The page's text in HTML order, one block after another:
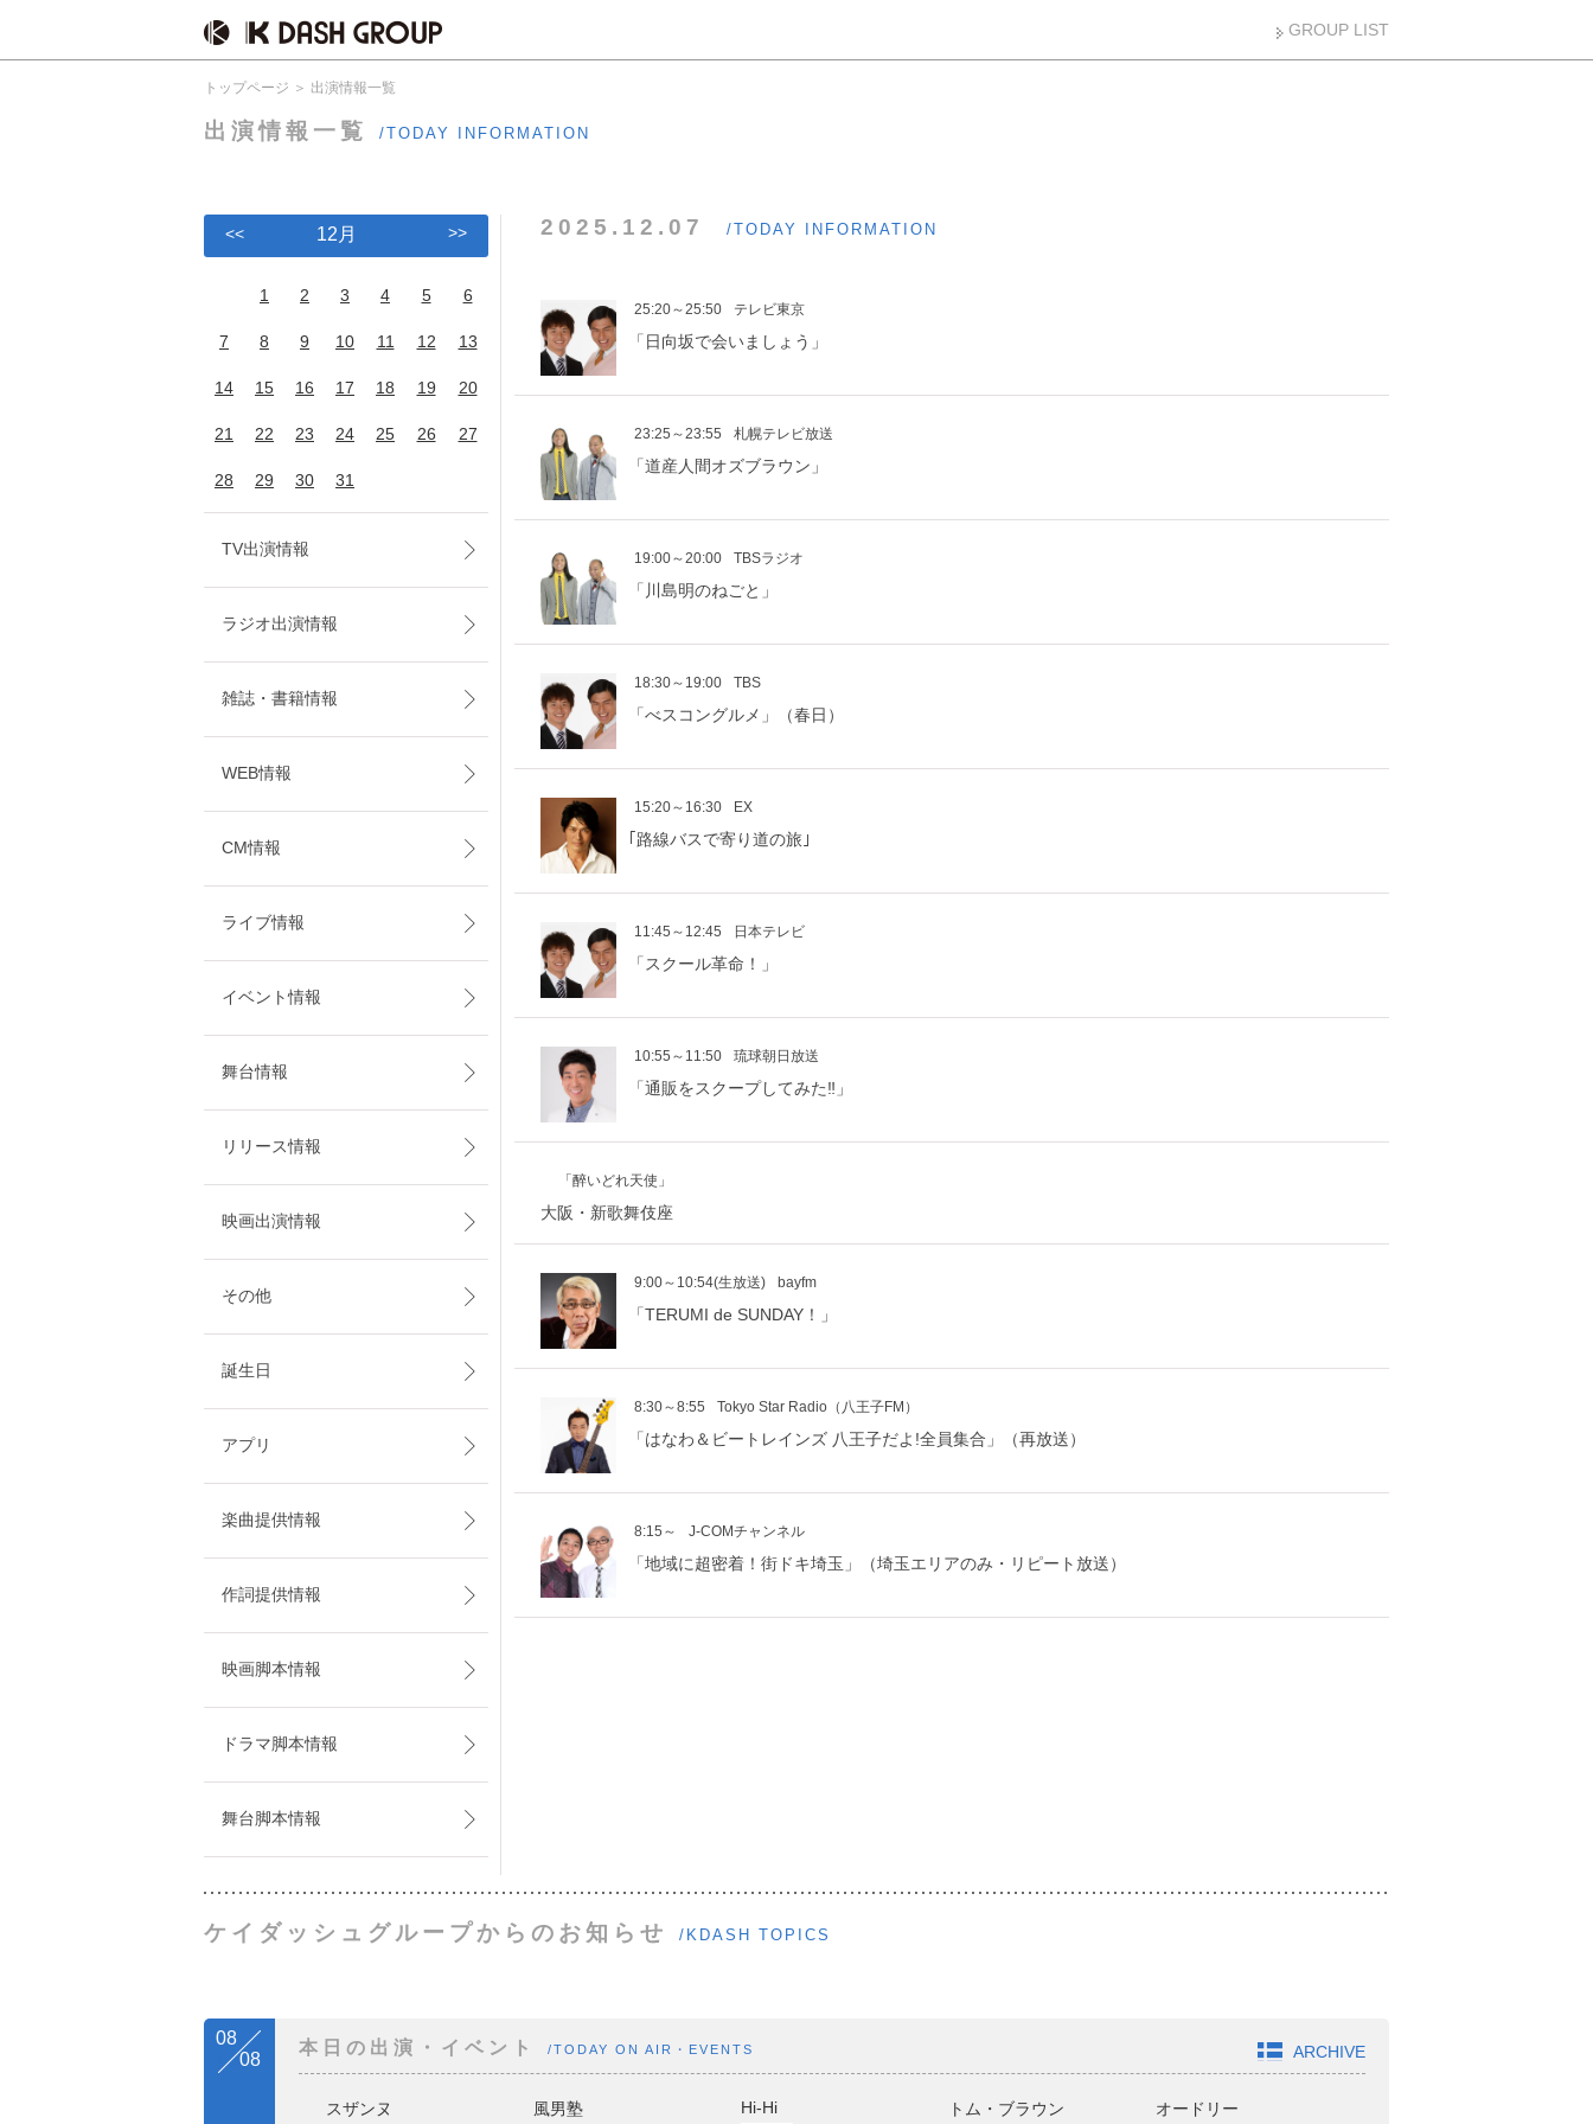
GROUP LIST
トップページ 出演情報一覧
出演情報一覧 /TODAY INFORMATION
2025.12.07 /TODAY INFORMATION
25:20～25:50 テレビ東京
「日向坂で会いましょう」
23:25～23:55 札幌テレビ放送
「道産人間オズブラウン」
19:00～20:00 TBSラジオ
「川島明のねごと」
18:30～19:00 TBS
「べスコングルメ」（春日）
15:20～16:30 EX
｢路線バスで寄り道の旅｣
11:45～12:45 日本テレビ
「スクール革命！」
10:55～11:50 琉球朝日放送
「通販をスクープしてみた‼」
「醉いどれ天使」
大阪・新歌舞伎座
9:00～10:54(生放送) bayfm
「TERUMI de SUNDAY！」
8:30～8:55 Tokyo Star Radio（八王子FM）
「はなわ＆ビートレインズ 八王子だよ!全員集合」（再放送）
8:15～ J-COMチャンネル
「地域に超密着！街ドキ埼玉」（埼玉エリアのみ・リピート放送）
<< 12月 >>
1 2 3 4 5 6
7 8 9 10 11 12 13
14 15 16 17 18 19 20
21 22 23 24 25 26 27
28 29 30 31
TV出演情報
ラジオ出演情報
雑誌・書籍情報
WEB情報
CM情報
ライブ情報
イベント情報
舞台情報
リリース情報
映画出演情報
その他
誕生日
アプリ
楽曲提供情報
作詞提供情報
映画脚本情報
ドラマ脚本情報
舞台脚本情報
ケイダッシュグループからのお知らせ /KDASH TOPICS
08
08
本日の出演・イベント /TODAY ON AIR・EVENTS
スザンヌ 風男塾 Hi-Hi トム・ブラウン オードリー
ARCHIVE